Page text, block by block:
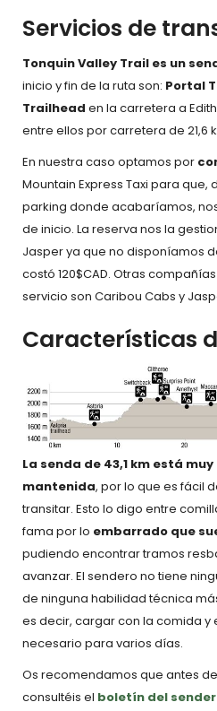
Servicios de
Tonquin Valley Trail es un
inicio y fin de la ruta son: Portal
Trailhead en la carretera a
entre ellos por carretera de 21,6
En nuestra caso optamos por
Mountain Express Taxi para
parking donde acabaríamos,
de inicio. La reserva nos la
Jasper ya que no disponíamos
costó 120$CAD. Otras
servicio son Caribou Cabs y
Características
La senda de 43,1 km está
mantenida, por lo que es fácil
transitar. Esto lo digo entre
fama por lo embarrado que
pudiendo encontrar tramos
avanzar. El sendero no tiene
de ninguna habilidad técnica
es decir, cargar con la comida
necesario para varios días.
Os recomendamos que antes
consultéis el boletín del